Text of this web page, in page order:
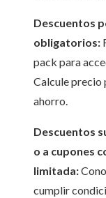
Descuentos
obligatorios:
pack para
Calcule precio
ahorro.
Descuentos
o a cupones
limitada:
cumplir